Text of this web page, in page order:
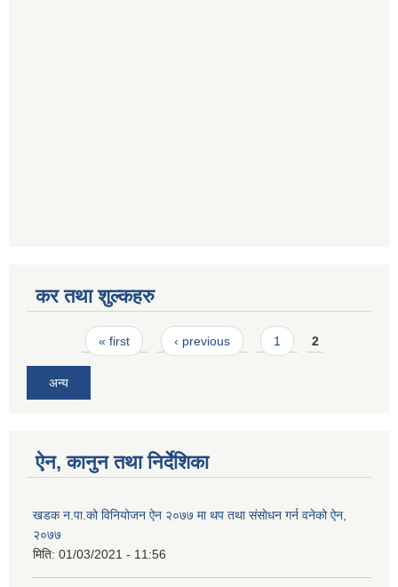
कर तथा शुल्कहरु
Pages« first ‹ previous 1 2
अन्य
ऐन, कानुन तथा निर्देशिका
खडक न‍.पा.को विनियोजन ऐन २०७७ मा थप तथा संसाेधन गर्न वनेको ऐन,
२०७७
मिति: 01/03/2021 - 11:56